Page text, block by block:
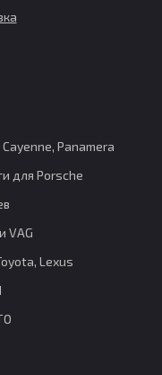
Panamera
для Porsche
VAG
Lexus